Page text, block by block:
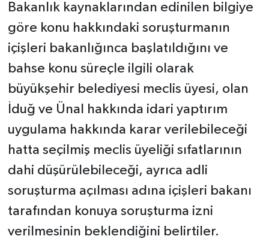
Bakanlık kaynaklarından edinilen bilgiye
göre konu hakkındaki soruşturmanın
içişleri bakanlığınca başlatıldığını ve
bahse konu süreçle ilgili olarak
büyükşehir belediyesi meclis üyesi, olan
İduğ ve Ünal hakkında idari yaptırım
uygulama hakkında karar verilebileceği
hatta seçilmiş meclis üyeliği sıfatlarının
dahi düşürülebileceği, ayrıca adli
soruşturma açılması adına içişleri bakanı
tarafından konuya soruşturma izni
verilmesinin beklendiğini belirtiler.